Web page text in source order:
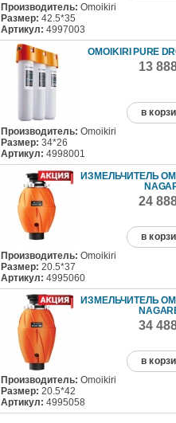
Производитель: Omoikiri
Размер: 42.5*35
Артикул: 4997003
OMOIKIRI PURE
13
в
Производитель: Omoikiri
Размер: 34*26
Артикул: 4998001
ИЗМЕЛЬЧИТЕЛЬ
24
в
Производитель: Omoikiri
Размер: 20.5*37
Артикул: 4995060
ИЗМЕЛЬЧИТЕЛЬ
34
в
Производитель: Omoikiri
Размер: 20.5*42
Артикул: 4995058